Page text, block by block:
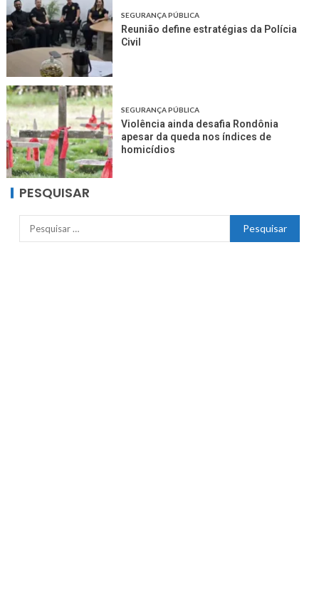
SEGURANÇA PÚBLICA
Reunião define estratégias da Polícia
Civil
SEGURANÇA PÚBLICA
Violência ainda desafia Rondônia
apesar da queda nos índices de
homicídios
PESQUISAR